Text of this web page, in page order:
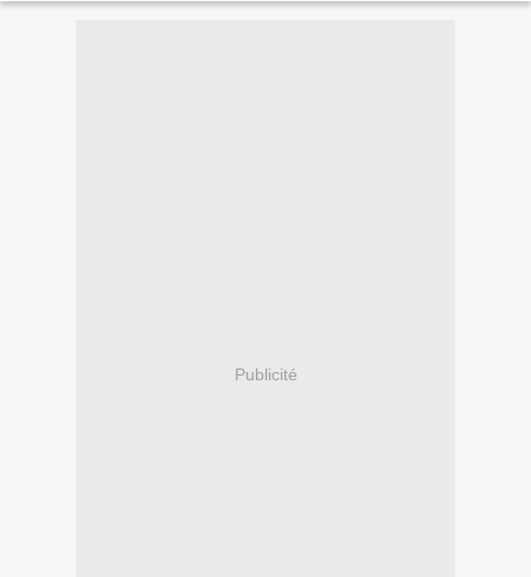
Publicité